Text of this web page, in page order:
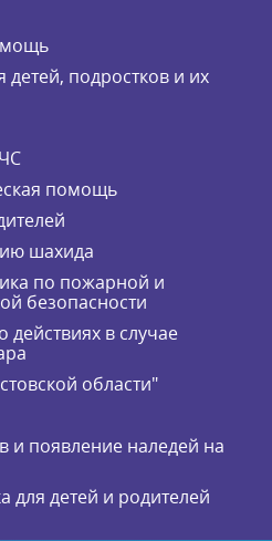
подростков и их
помощь
шахида
по пожарной и
безопасности
в случае
области"
и появление наледей на
для детей и родителей